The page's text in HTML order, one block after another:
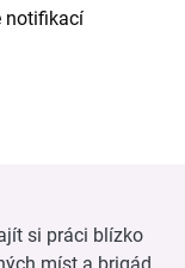
notifikací
si práci blízko
míst a brigád